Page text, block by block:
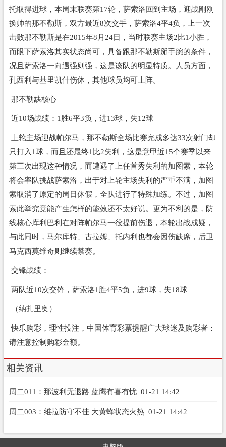
托取得进球，本周末联赛第17轮，萨索洛回到主场，迎战刚刚
换帅的那不勒斯，双方最近8次交手，萨索洛4平4负，上一次
击败那不勒斯是在2015年8月24日，当时联赛主场2比1小胜，
而眼下萨索洛其实状态尚可，具备跟那不勒斯掰手腕的条件，
况且萨索洛一向遇强则强，这是该队的明显特质。人员方面，
孔西利与基里凯什伤休，其他球员均可上阵。
那不勒缺核心
近10场战绩：1胜6平3负，进13球，失12球
上轮主场迎战帕尔马，那不勒斯全场比赛完成多达33次射门却
只打入1球，而且还最终1比2失利，这是意甲近15个赛季以来
第三次出现这种情况，而遭遇了上任首秀失利的加图索，本轮
将会率队挑战萨索洛，出于对上轮主场失利的严重不满，加图
索取消了原定的周日休假，全队进行了特殊加练。不过，加图
索此举究竟能产生怎样的能效还不太好说。更为不利的是，防
线核心库利巴利在对阵帕尔马一役提前伤退，本轮出战成疑，
与此同时，马尔库特、古拉姆、托内利也都会因伤缺席，后卫
马克西莫维奇则继续禁赛。
交锋战绩：
两队近10次交锋，萨索洛1胜4平5负，进9球，失18球
（纳扎里奥）
快乐购彩，理性投注，中国体育彩票提醒广大球迷及购彩者：
请注意控制购彩金额。
相关资讯
周二011：那波利无退路 蓝鹰有喜有忧 01-21 14:42
周二003：维拉防守不佳 大黄蜂状态火热 01-21 14:42